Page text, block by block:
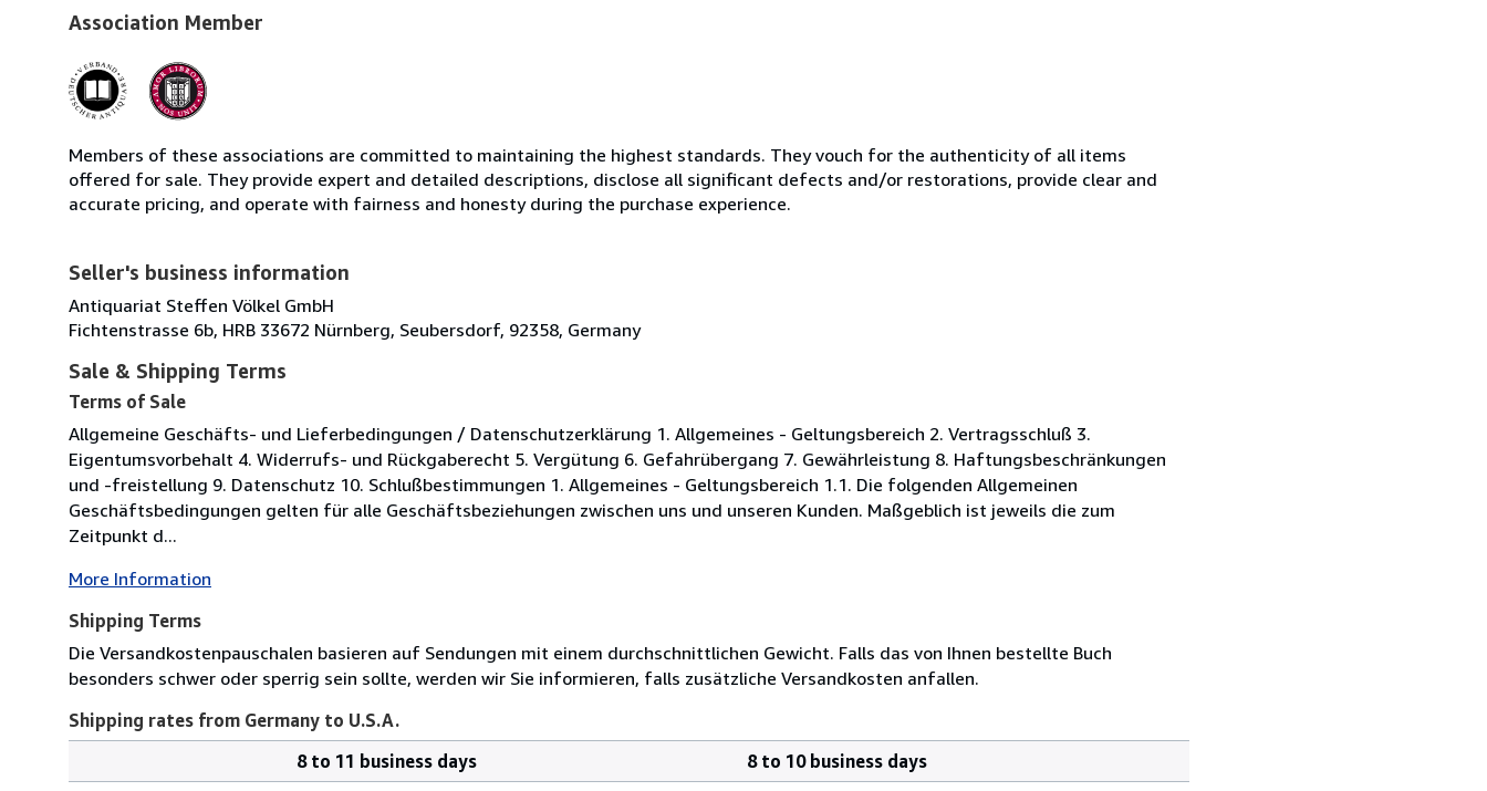
Association Member
Members of these associations are committed to maintaining the highest standards. They vouch for the authenticity of all items
offered for sale. They provide expert and detailed descriptions, disclose all significant defects and/or restorations, provide clear and
accurate pricing, and operate with fairness and honesty during the purchase experience.
Seller's business information
Antiquariat Steffen Völkel GmbH
Fichtenstrasse 6b, HRB 33672 Nürnberg, Seubersdorf, 92358, Germany
Sale & Shipping Terms
Terms of Sale
Allgemeine Geschäfts- und Lieferbedingungen / Datenschutzerklärung 1. Allgemeines - Geltungsbereich 2. Vertragsschluß 3.
Eigentumsvorbehalt 4. Widerrufs- und Rückgaberecht 5. Vergütung 6. Gefahrübergang 7. Gewährleistung 8. Haftungsbeschränkungen
und -freistellung 9. Datenschutz 10. Schlußbestimmungen 1. Allgemeines - Geltungsbereich 1.1. Die folgenden Allgemeinen
Geschäftsbedingungen gelten für alle Geschäftsbeziehungen zwischen uns und unseren Kunden. Maßgeblich ist jeweils die zum
Zeitpunkt d...
More Information
Shipping Terms
Die Versandkostenpauschalen basieren auf Sendungen mit einem durchschnittlichen Gewicht. Falls das von Ihnen bestellte Buch
besonders schwer oder sperrig sein sollte, werden wir Sie informieren, falls zusätzliche Versandkosten anfallen.
Shipping rates from Germany to U.S.A.
8 to 11 business days
8 to 10 business days